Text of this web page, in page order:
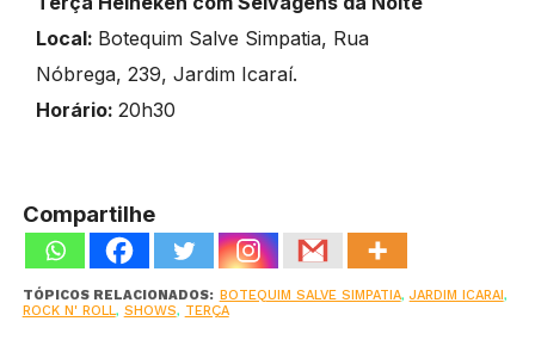
Local: Botequim Salve Simpatia, Rua
Nóbrega, 239, Jardim Icaraí.
Horário: 20h30
Compartilhe
TÓPICOS RELACIONADOS: BOTEQUIM SALVE SIMPATIA, JARDIM ICARAI,
ROCK N' ROLL , SHOWS, TERÇA